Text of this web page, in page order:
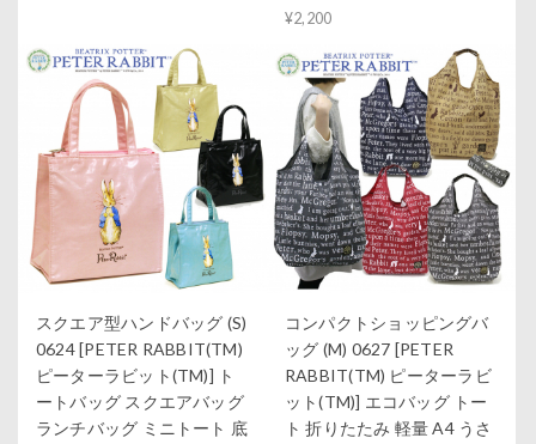
¥2,200
スクエア型ハンドバッグ (S)
0624 [PETER RABBIT(TM)
ピーターラビット(TM)] ト
ートバッグ スクエアバッグ
ランチバッグ ミニトート 底
コンパクトショッピングバ
ッグ (M) 0627 [PETER
RABBIT(TM) ピーターラビ
ット(TM)] エコバッグ トー
ト 折りたたみ 軽量 A4 うさ